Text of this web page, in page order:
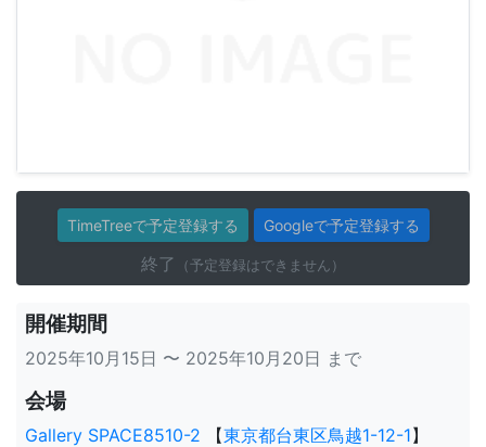
TimeTreeで予定登録する Googleで予定登録する
終了 （予定登録はできません）
開催期間
2025年10月15日 〜 2025年10月20日 まで
会場
Gallery SPACE8510-2 【東京都台東区鳥越1-12-1】